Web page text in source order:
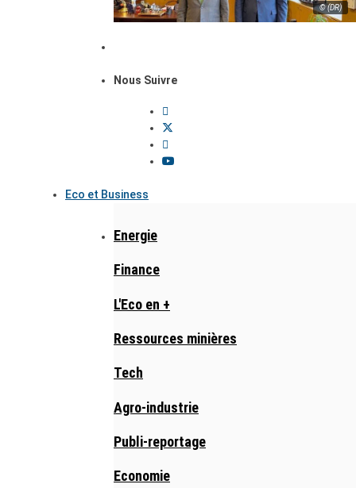
© (DR)
Nous Suivre
Eco et Business
Energie
Finance
L'Eco en +
Ressources minières
Tech
Agro-industrie
Publi-reportage
Economie